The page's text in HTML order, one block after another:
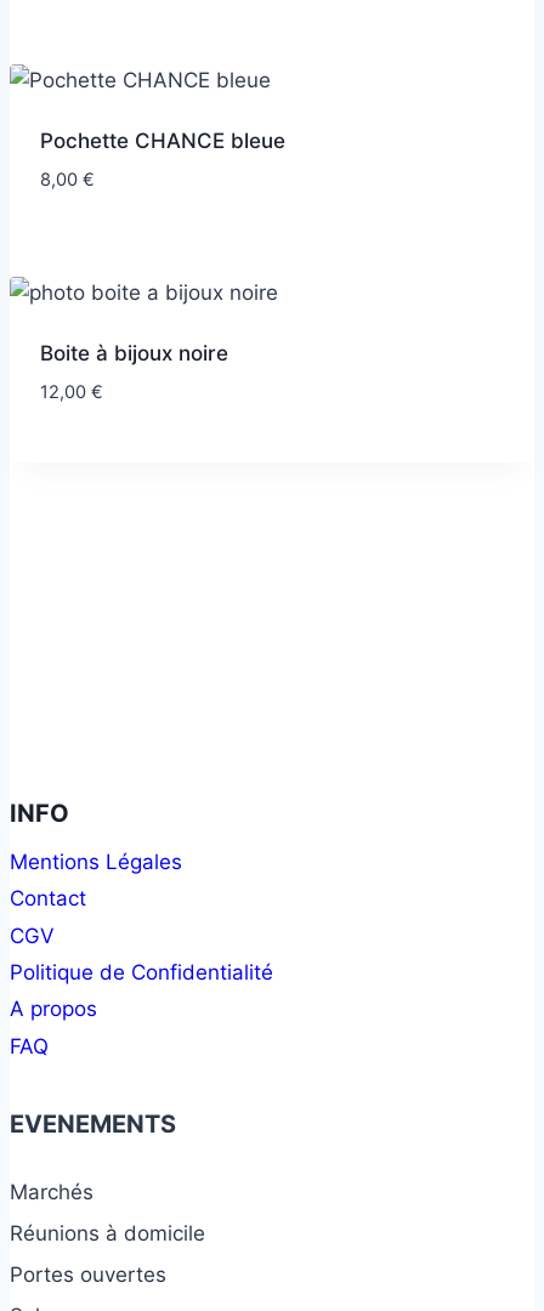
Pochette CHANCE bleue
8,00 €
Boite à bijoux noire
12,00 €
INFO
Mentions Légales
Contact
CGV
Politique de Confidentialité
A propos
FAQ
EVENEMENTS
Marchés
Réunions à domicile
Portes ouvertes